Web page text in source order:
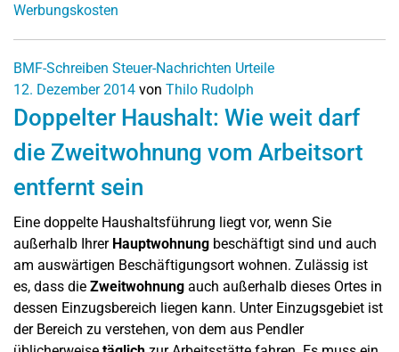
Werbungskosten
BMF-Schreiben Steuer-Nachrichten Urteile
12. Dezember 2014 von Thilo Rudolph
Doppelter Haushalt: Wie weit darf
die Zweitwohnung vom Arbeitsort
entfernt sein
Eine doppelte Haushaltsführung liegt vor, wenn Sie
außerhalb Ihrer Hauptwohnung beschäftigt sind und auch
am auswärtigen Beschäftigungsort wohnen. Zulässig ist
es, dass die Zweitwohnung auch außerhalb dieses Ortes in
dessen Einzugsbereich liegen kann. Unter Einzugsgebiet ist
der Bereich zu verstehen, von dem aus Pendler